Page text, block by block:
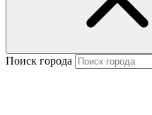
Поиск города